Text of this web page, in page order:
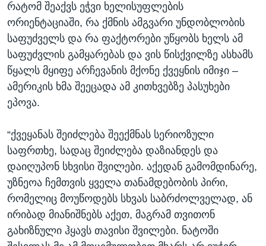
რატომ შეაქვს ეჭვი ხელისუფლების
ორიენტაციაში, რა ქმნის ამგვარი უნდობლობის
საფუძველს და რა ფაქტორები უწყობს ხელს ამ
საფუძვლის გამყარებას და ვის წისქვილზე ასხამს
წყალს მყიფე არჩევანის მქონე ქვეყნის იმიჯი –
ამერიკის ხმა შეეცადა ამ კითხვებზე პასუხები
ეპოვა.
“ქვეყანას შეიძლება შეექმნას სერიოზული
საფრთხე, სადაც შეიძლება დაზიანდეს და
დაიღუპონ სხვისი შვილები. აქედან გამომდინარე,
უზნეოა ჩემთვის ყველა თანამდებობის პირი,
რომელიც მოუწოდებს სხვას საბრძოლველად, ან
ირიბად მიანიშნებს აქეთ, მაგრამ თვითონ
გახიზნული ჰყავს თავისი შვილები. ნატოში